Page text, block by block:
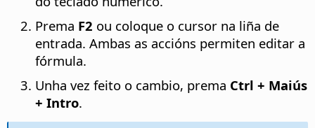
Prema F2 ou coloque o cursor na liña de
entrada. Ambas as accións permiten editar a
fórmula.
Unha vez feito o cambio, prema Ctrl + Maiús
+ Intro.